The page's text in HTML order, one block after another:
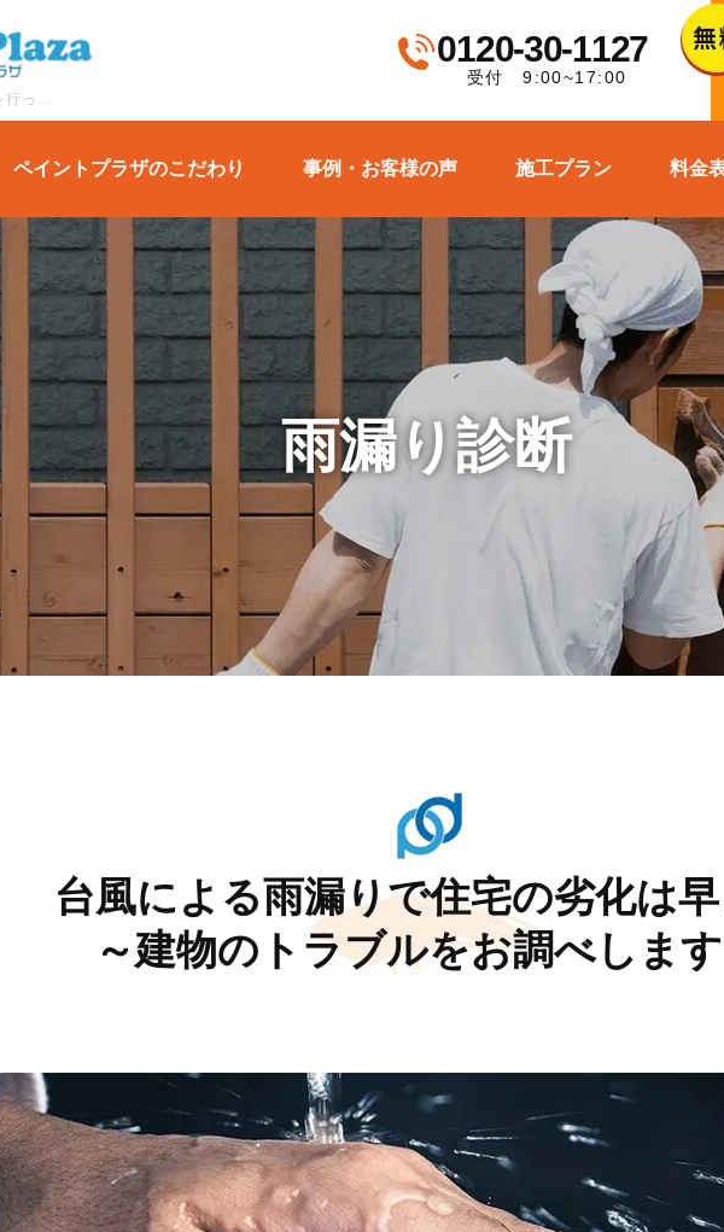
町田市や相模原市を中心に塗装を行っているペイントプラザは建物の雨漏り診断にも対応。
0120-30-1127
受付 9:00~17:00
ペイントプラザのこだわり 事例・お客様の声 施工プラン 料金
雨漏り診断
台風による雨漏りで住宅の劣化は
～建物のトラブルをお調べしま